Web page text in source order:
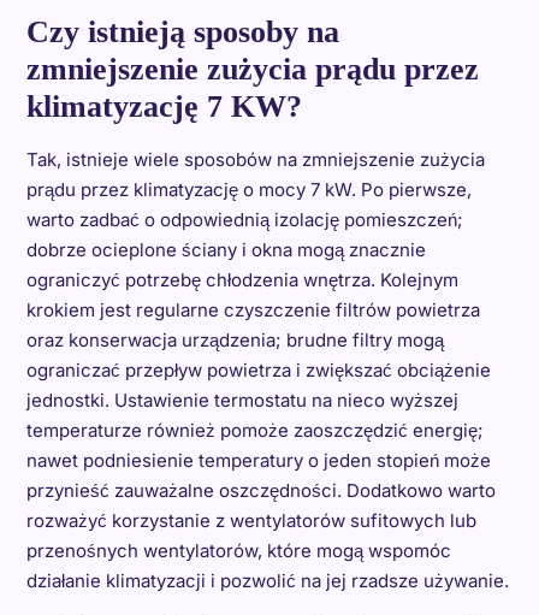
Czy istnieją sposoby na
zmniejszenie zużycia prądu przez
klimatyzację 7 KW?
Tak, istnieje wiele sposobów na zmniejszenie zużycia
prądu przez klimatyzację o mocy 7 kW. Po pierwsze,
warto zadbać o odpowiednią izolację pomieszczeń;
dobrze ocieplone ściany i okna mogą znacznie
ograniczyć potrzebę chłodzenia wnętrza. Kolejnym
krokiem jest regularne czyszczenie filtrów powietrza
oraz konserwacja urządzenia; brudne filtry mogą
ograniczać przepływ powietrza i zwiększać obciążenie
jednostki. Ustawienie termostatu na nieco wyższej
temperaturze również pomoże zaoszczędzić energię;
nawet podniesienie temperatury o jeden stopień może
przynieść zauważalne oszczędności. Dodatkowo warto
rozważyć korzystanie z wentylatorów sufitowych lub
przenośnych wentylatorów, które mogą wspomóc
działanie klimatyzacji i pozwolić na jej rzadsze używanie.